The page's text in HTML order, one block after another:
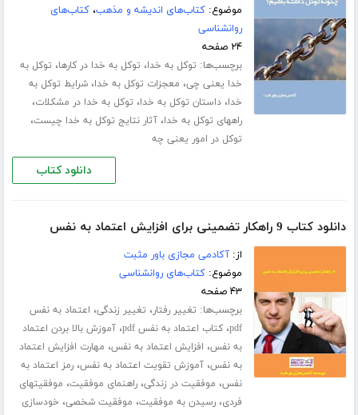
موضوع:کتاب‌های اندیشه و مذهب،کتاب‌های
روانشناسی
۲۴ صفحه
برچسب‌ها: توکل به خدا، توکل به خدا در کارها، توکل به
خدا یعنی چی، معجزات توکل به خدا،شرایط توکل به
خدا،داستان توکل به خدا، توکل به خدا در مشکلات،
راههای توکل به خدا،آثار نتایج توکل به خدا چیست،
توکل در امور یعنی چه
دانلود کتاب
دانلود کتاب 9 راهکار تضمینی برای افزایش اعتماد به نفس
از:آکادمی مجازی باور مثبت
موضوع:کتاب‌های روانشناسی
۴۳ صفحه
برچسب‌ها: تغییر رفتار، تغییر زندگی، اعتماد به نفس
pdf،کتاب اعتماد به نفس pdf ،آموزش بالا بردن اعتماد
به نفس، افزایش اعتماد به نفس، مهارت افزایش اعتماد
به نفس،آموزش تقویت اعتماد به نفس،رمز اعتماد به
نفس، موفقیت در زندگی،راهنمای موفقیت، موفقیتهای
فردی،رسیدن به موفقیت، موفقیت شخصی، خودسازی